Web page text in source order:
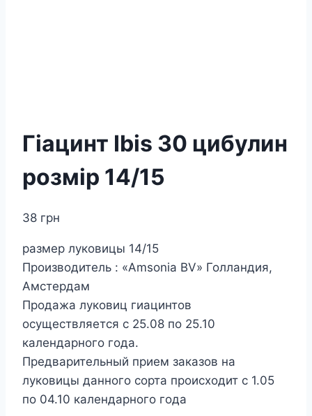
Гіацинт Ibis 30 цибулин
розмір 14/15
38 грн
размер луковицы 14/15
Производитель : «Amsonia BV» Голландия,
Амстердам
Продажа луковиц гиацинтов
осуществляется с 25.08 по 25.10
календарного года.
Предварительный прием заказов на
луковицы данного сорта происходит с 1.05
по 04.10 календарного года